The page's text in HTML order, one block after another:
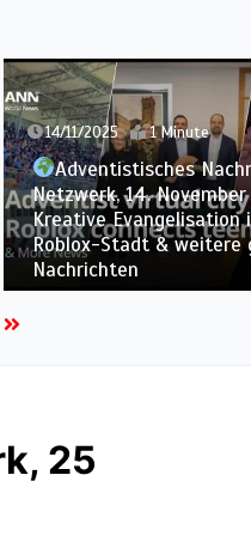
14/11/2025 1 Minute
Adventistisches
Netzwerk, 14. November
Kreative Evangelisation
Roblox-Stadt & weitere
Nachrichten
25